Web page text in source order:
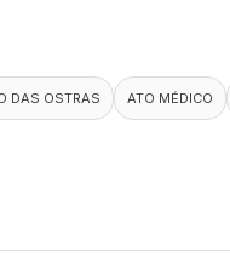
DAS OSTRAS ATO MÉDICO